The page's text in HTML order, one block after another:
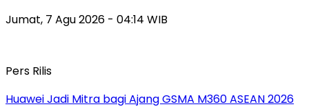
Jumat, 7 Agu 2026 - 04:14 WIB
Pers Rilis
Huawei Jadi Mitra bagi Ajang GSMA M360 ASEAN 2026